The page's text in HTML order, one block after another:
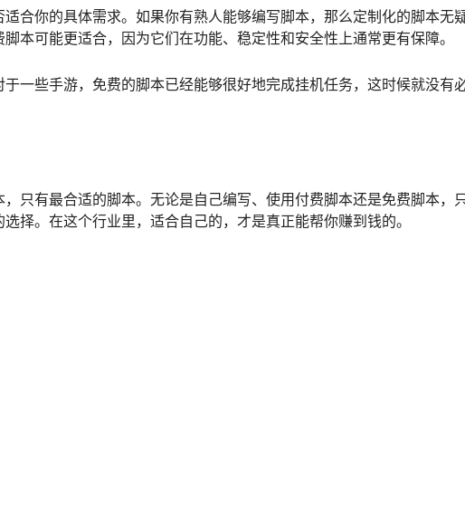
合你的具体需求。如果你有熟人能够编写脚本，那么定制化的脚本无疑